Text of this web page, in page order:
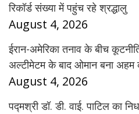
रिकॉर्ड संख्या में पहुंच रहे श्रद्धालु
August 4, 2026
ईरान-अमेरिका तनाव के बीच
अल्टीमेटम के बाद ओमान बना अहम
August 4, 2026
पद्मश्री डॉ. डी. वाई. पाटिल का